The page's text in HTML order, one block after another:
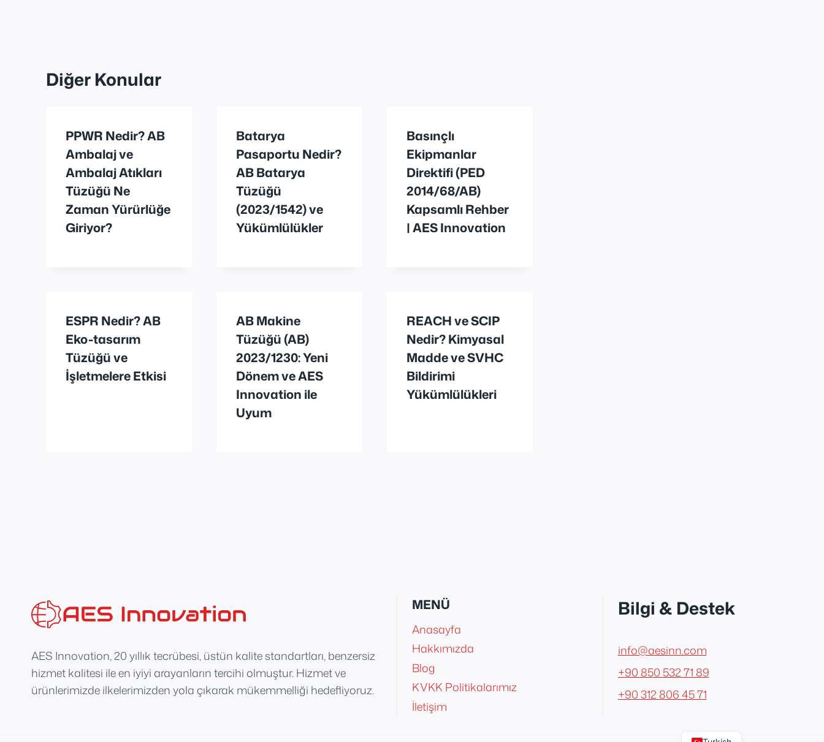
Diğer Konular
PPWR Nedir? AB
Ambalaj ve
Ambalaj Atıkları
Tüzüğü Ne
Zaman Yürürlüğe
Giriyor?
Batarya
Pasaportu Nedir?
AB Batarya
Tüzüğü
(2023/1542) ve
Yükümlülükler
Basınçlı
Ekipmanlar
Direktifi (PED
2014/68/AB)
Kapsamlı Rehber
| AES Innovation
ESPR Nedir? AB
Eko-tasarım
Tüzüğü ve
İşletmelere Etkisi
AB Makine
Tüzüğü (AB)
2023/1230: Yeni
Dönem ve AES
Innovation ile
Uyum
REACH ve SCIP
Nedir? Kimyasal
Madde ve SVHC
Bildirimi
Yükümlülükleri
AES Innovation, 20 yıllık tecrübesi, üstün kalite standartları, benzersiz
hizmet kalitesi ile en iyiyi arayanların tercihi olmuştur. Hizmet ve
ürünlerimizde ilkelerimizden yola çıkarak mükemmelliği hedefliyoruz.
MENÜ
Anasayfa
Hakkımızda
Blog
KVKK Politikalarımız
İletişim
Bilgi & Destek
info@aesinn.com
+90 850 532 71 89
+90 312 806 45 71